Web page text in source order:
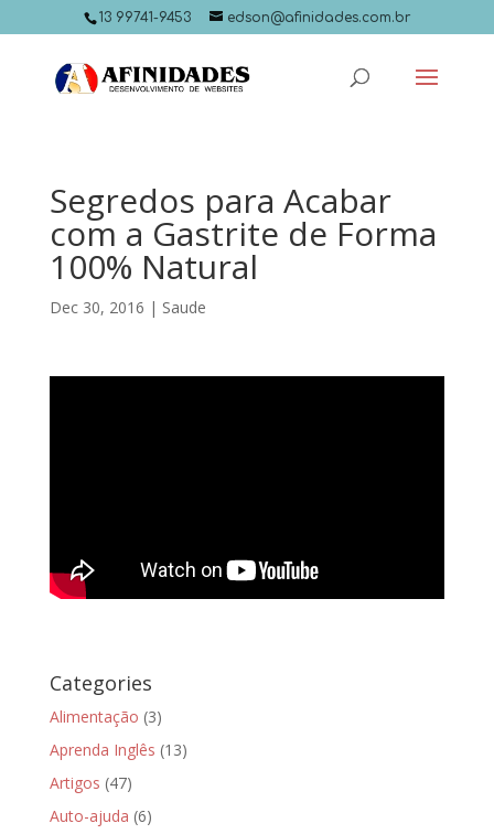
13 99741-9453 edson@afinidades.com.br
Segredos para Acabar
com a Gastrite de Forma
100% Natural
Dec 30, 2016 | Saude
Categories
Alimentação (3)
Aprenda Inglês (13)
Artigos (47)
Auto-ajuda (6)